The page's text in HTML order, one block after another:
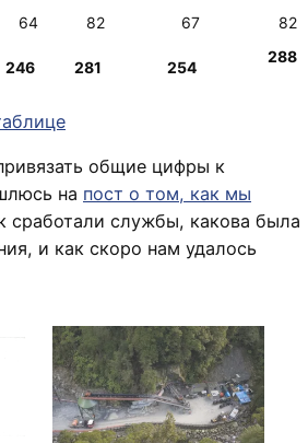
64 82 67 82
246 281 254
288
общие цифры к
на пост о том, как мы
сработали службы, какова была
и как скоро нам удалось